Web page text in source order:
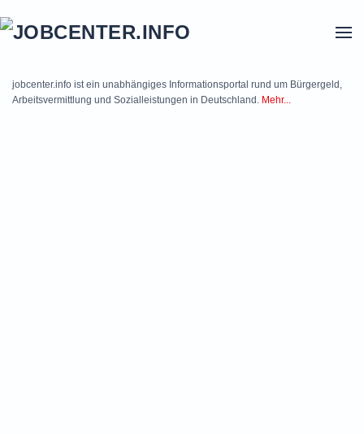
jobcenter.info ist ein unabhängiges Informationsportal rund um Bürgergeld,
Arbeitsvermittlung und Sozialleistungen in Deutschland. Mehr...